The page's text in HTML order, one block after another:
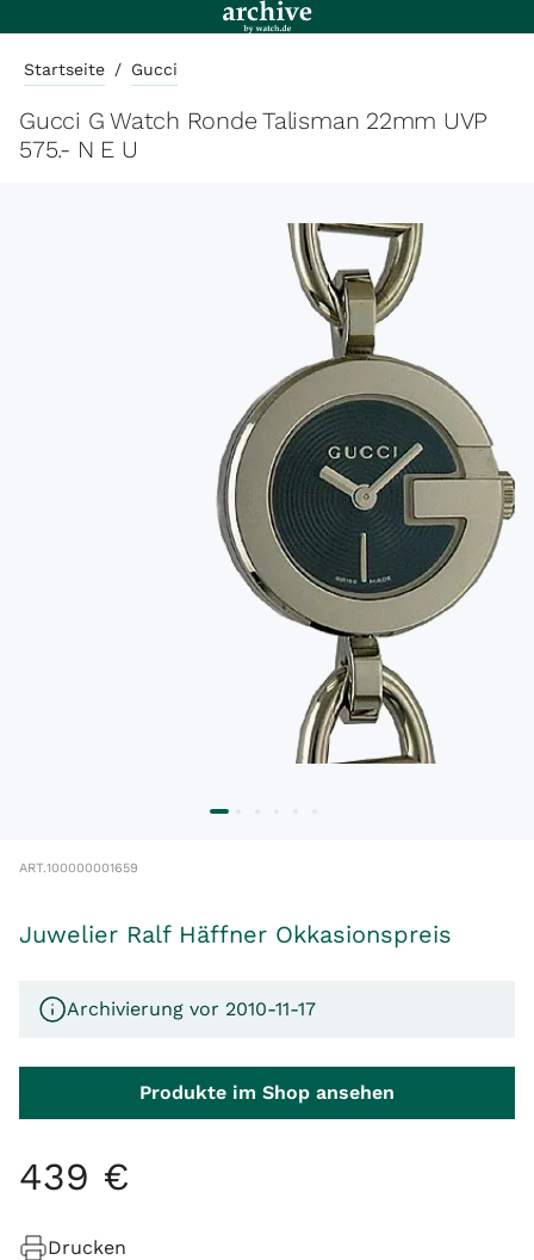
Startseite / Gucci
Gucci G Watch Ronde Talisman 22mm UVP
575.- N E U
ART.100000001659
Juwelier Ralf Häffner Okkasionspreis
Archivierung vor 2010-11-17
Produkte im Shop ansehen
439 €
Drucken